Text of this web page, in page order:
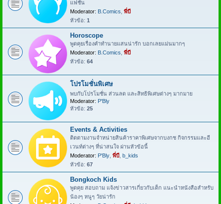
แฟชั่น
Moderator: B.Comics พี่บี
หัวข้อ: 1
Horoscope
พูดคุยเรื่องคำทำนายแสนน่ารัก บอกเลยแม่นมากๆ
Moderator: B.Comics พี่บี
หัวข้อ: 64
โปรโมชั่นพิเศษ
พบกับโปรโมชั่น ส่วนลด และสิทธิพิเศษต่างๆ มากมาย
Moderator: P'Bly
หัวข้อ: 25
Events & Activities
ติดตามงานจำหน่ายสินค้าราคาพิเศษจากบงกช กิจกรรมและอี
เวนท์ต่างๆ ที่น่าสนใจ ผ่านหัวข้อนี้
Moderator: P'Bly พี่บี b_kids
หัวข้อ: 67
Bongkoch Kids
พูดคุย สอบถาม แจ้งข่าวสารเกี่ยวกับเด็ก แนะนำหนังสือสำหรับ
น้องๆ หนูๆ วัยน่ารัก